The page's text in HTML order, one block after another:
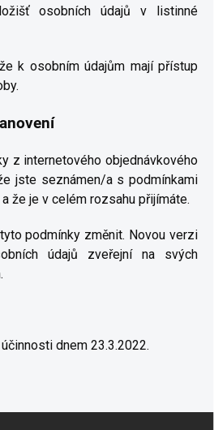
osobních údajů v listinné
k osobním údajům mají přístup
z internetového objednávkového
jste seznámen/a s podmínkami
že je v celém rozsahu přijímáte.
podmínky změnit. Novou verzi
údajů zveřejní na svých
dnem 23.3.2022.